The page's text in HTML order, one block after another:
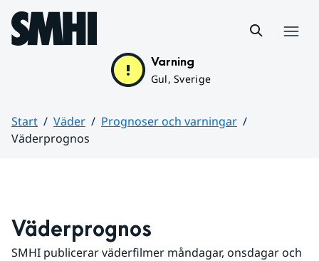
Hoppa till sidans innehåll
Varning
Gul, Sverige
Start Väder
Prognoser och varningar
Väderprognos
Väderprognos
SMHI publicerar väderfilmer måndagar, onsdagar och